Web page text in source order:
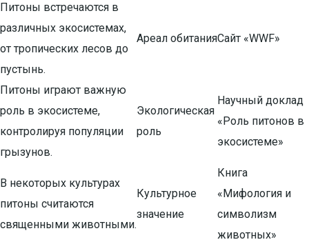
Питоны встречаются в
различных экосистемах,
от тропических лесов до
пустынь.
Ареал обитанияСайт «WWF»
Питоны играют важную
роль в экосистеме,
контролируя популяции
грызунов.
Экологическая
роль
Научный доклад
«Роль питонов в
экосистеме»
В некоторых культурах
питоны считаются
священными животными.
Культурное
значение
Книга
«Мифология и
символизм
животных»